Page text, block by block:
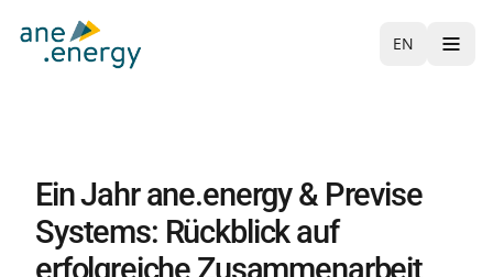
EN
Ein Jahr ane.energy & Previse
Systems: Rückblick auf
erfolgreiche Zusammenarbeit